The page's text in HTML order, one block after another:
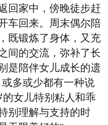
回家中，傍晚徒步赶
车回来。周末偶尔陪
既锻炼了身体，又充
间的交流，弥补了长
是陪伴女儿成长的遗
多或少都有一种说
女儿特别粘人和乖
别理解与支持的时